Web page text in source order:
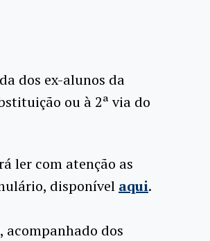
dos ex-alunos da
ou à 2ª via do
ler com atenção as
disponível aqui.
dos